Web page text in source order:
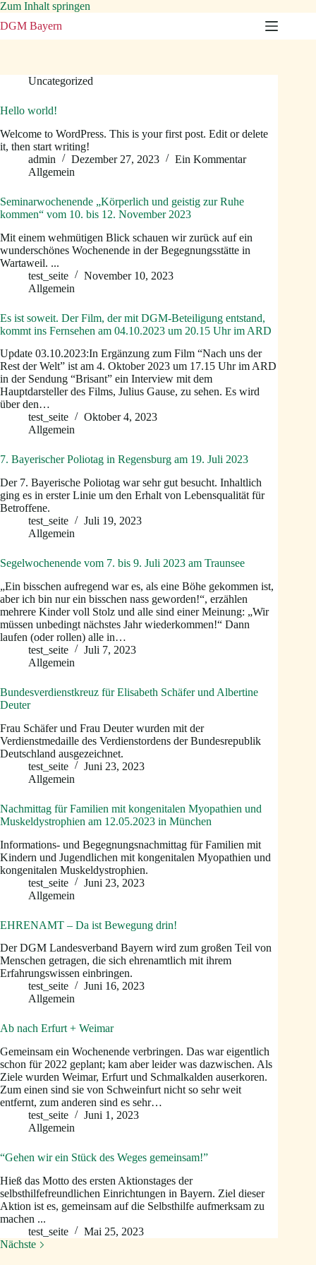
Zum Inhalt springen
DGM Bayern
Uncategorized
Hello world!
Welcome to WordPress. This is your first post. Edit or delete
it, then start writing!
admin
Dezember 27, 2023
Ein Kommentar
Allgemein
Seminarwochenende „Körperlich und geistig zur Ruhe
kommen“ vom 10. bis 12. November 2023
Mit einem wehmütigen Blick schauen wir zurück auf ein
wunderschönes Wochenende in der Begegnungsstätte in
Wartaweil. ...
test_seite
November 10, 2023
Allgemein
Es ist soweit. Der Film, der mit DGM-Beteiligung entstand,
kommt ins Fernsehen am 04.10.2023 um 20.15 Uhr im ARD
Update 03.10.2023:In Ergänzung zum Film “Nach uns der
Rest der Welt” ist am 4. Oktober 2023 um 17.15 Uhr im ARD
in der Sendung “Brisant” ein Interview mit dem
Hauptdarsteller des Films, Julius Gause, zu sehen. Es wird
über den…
test_seite
Oktober 4, 2023
Allgemein
7. Bayerischer Poliotag in Regensburg am 19. Juli 2023
Der 7. Bayerische Poliotag war sehr gut besucht. Inhaltlich
ging es in erster Linie um den Erhalt von Lebensqualität für
Betroffene.
test_seite
Juli 19, 2023
Allgemein
Segelwochenende vom 7. bis 9. Juli 2023 am Traunsee
„Ein bisschen aufregend war es, als eine Böhe gekommen ist,
aber ich bin nur ein bisschen nass geworden!“, erzählen
mehrere Kinder voll Stolz und alle sind einer Meinung: „Wir
müssen unbedingt nächstes Jahr wiederkommen!“ Dann
laufen (oder rollen) alle in…
test_seite
Juli 7, 2023
Allgemein
Bundes­­­­verdienst­kreu­­z für Elisabeth Schäfer und Albertine
Deuter
Frau Schäfer und Frau Deuter wurden mit der
Verdienstmedaille des Verdienstordens der Bundesrepublik
Deutschland ausgezeichnet.
test_seite
Juni 23, 2023
Allgemein
Nachmittag für Familien mit kongenitalen Myopathien und
Muskeldystrophien am 12.05.2023 in München
Informations- und Begegnungsnachmittag für Familien mit
Kindern und Jugendlichen mit kongenitalen Myopathien und
kongenitalen Muskeldystrophien.
test_seite
Juni 23, 2023
Allgemein
EHRENAMT – Da ist Bewegung drin!
Der DGM Landesverband Bayern wird zum großen Teil von
Menschen getragen, die sich ehrenamtlich mit ihrem
Erfahrungswissen einbringen.
test_seite
Juni 16, 2023
Allgemein
Ab nach Erfurt + Weimar
Gemeinsam ein Wochenende verbringen. Das war eigentlich
schon für 2022 geplant; kam aber leider was dazwischen. Als
Ziele wurden Weimar, Erfurt und Schmalkalden auserkoren.
Zum einen sind sie von Schweinfurt nicht so sehr weit
entfernt, zum anderen sind es sehr…
test_seite
Juni 1, 2023
Allgemein
“Gehen wir ein Stück des Weges gemeinsam!”
Hieß das Motto des ersten Aktionstages der
selbsthilfefreundlichen Einrichtungen in Bayern. Ziel dieser
Aktion ist es, gemeinsam auf die Selbsthilfe aufmerksam zu
machen ...
test_seite
Mai 25, 2023
Nächste